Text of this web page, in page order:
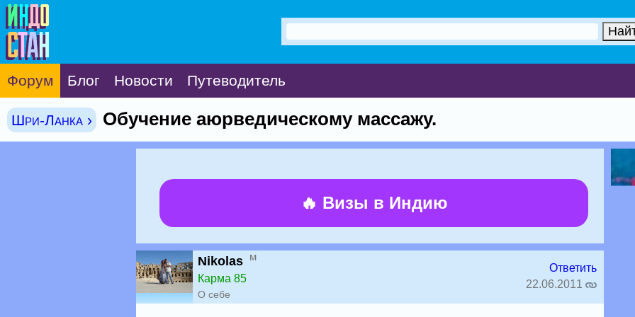
Форум Блог Новости Путеводитель
Шри-Ланка › Обучение аюрведическому массажу.
🔥 Визы в Индию
Nikolas м
Карма 85
О себе
Ответить
22.06.2011